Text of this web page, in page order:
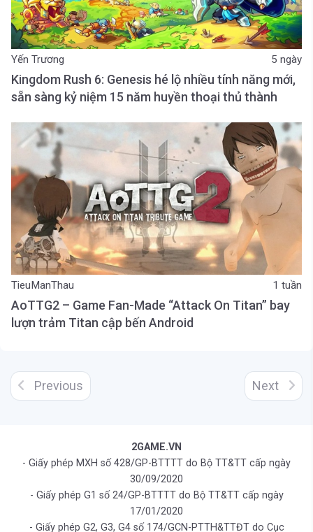
Yến Trương 5 ngày
Kingdom Rush 6: Genesis hé lộ nhiều tính năng mới,
sẵn sàng kỷ niệm 15 năm huyền thoại thủ thành
TieuManThau 1 tuần
AoTTG2 – Game Fan-Made “Attack On Titan” bay
lượn trảm Titan cập bến Android
Previous Next
2GAME.VN
- Giấy phép MXH số 428/GP-BTTTT do Bộ TT&TT cấp ngày
30/09/2020
- Giấy phép G1 số 24/GP-BTTTT do Bộ TT&TT cấp ngày
17/01/2020
- Giấy phép G2, G3, G4 số 174/GCN-PTTH&TTĐT do Cục